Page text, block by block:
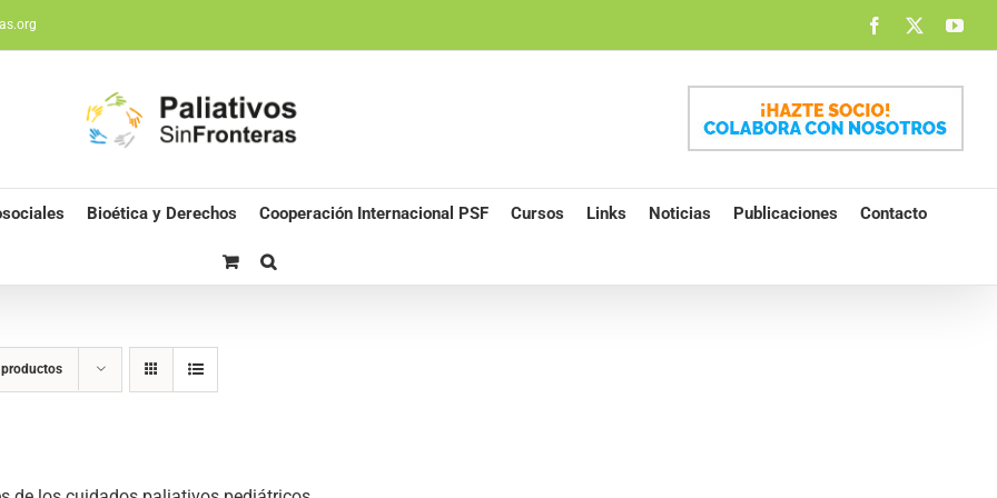
Facebook
Bioética y Derechos Cooperación Internacional PSF Cursos Links Noticias Publicaciones Contacto